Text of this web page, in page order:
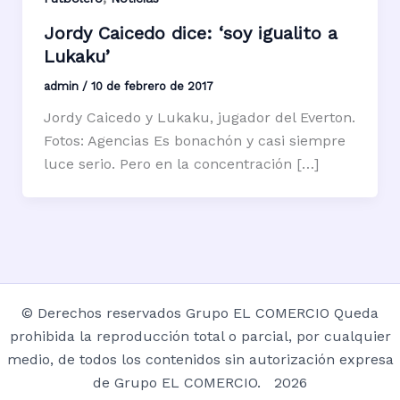
Jordy Caicedo dice: ‘soy igualito a
Lukaku’
admin / 10 de febrero de 2017
Jordy Caicedo y Lukaku, jugador del Everton.
Fotos: Agencias Es bonachón y casi siempre
luce serio. Pero en la concentración […]
© Derechos reservados Grupo EL COMERCIO Queda
prohibida la reproducción total o parcial, por cualquier
medio, de todos los contenidos sin autorización expresa
de Grupo EL COMERCIO. 2026